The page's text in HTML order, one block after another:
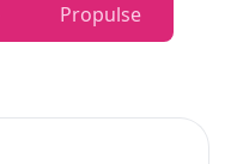
Propulse